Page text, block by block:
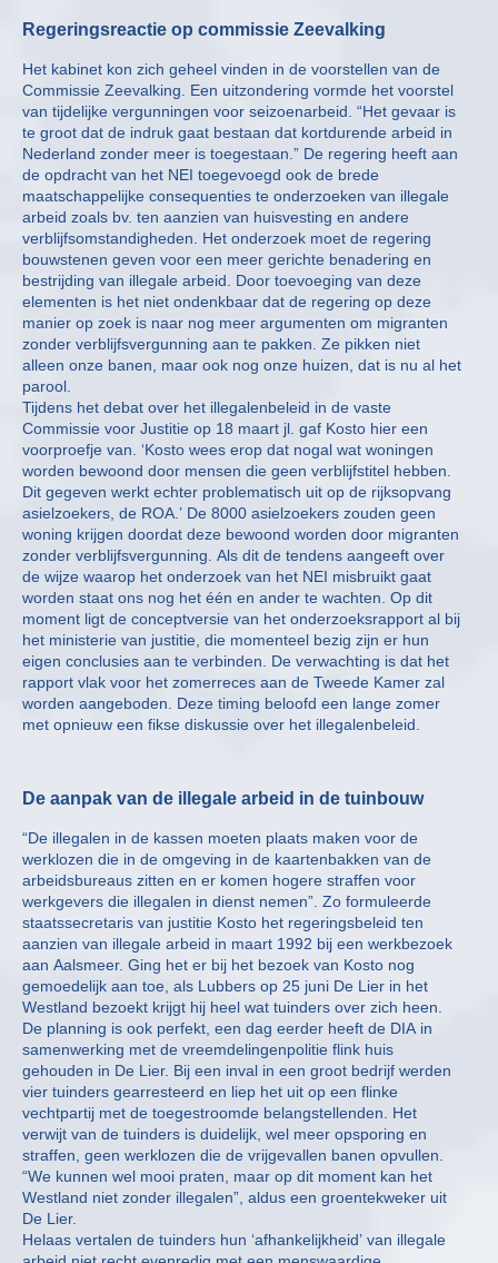
Regeringsreactie op commissie Zeevalking
Het kabinet kon zich geheel vinden in de voorstellen van de
Commissie Zeevalking. Een uitzondering vormde het voorstel
van tijdelijke vergunningen voor seizoenarbeid. “Het gevaar is
te groot dat de indruk gaat bestaan dat kortdurende arbeid in
Nederland zonder meer is toegestaan.” De regering heeft aan
de opdracht van het NEI toegevoegd ook de brede
maatschappelijke consequenties te onderzoeken van illegale
arbeid zoals bv. ten aanzien van huisvesting en andere
verblijfsomstandigheden. Het onderzoek moet de regering
bouwstenen geven voor een meer gerichte benadering en
bestrijding van illegale arbeid. Door toevoeging van deze
elementen is het niet ondenkbaar dat de regering op deze
manier op zoek is naar nog meer argumenten om migranten
zonder verblijfsvergunning aan te pakken. Ze pikken niet
alleen onze banen, maar ook nog onze huizen, dat is nu al het
parool.
Tijdens het debat over het illegalenbeleid in de vaste
Commissie voor Justitie op 18 maart jl. gaf Kosto hier een
voorproefje van. ‘Kosto wees erop dat nogal wat woningen
worden bewoond door mensen die geen verblijfstitel hebben.
Dit gegeven werkt echter problematisch uit op de rijksopvang
asielzoekers, de ROA.’ De 8000 asielzoekers zouden geen
woning krijgen doordat deze bewoond worden door migranten
zonder verblijfsvergunning. Als dit de tendens aangeeft over
de wijze waarop het onderzoek van het NEI misbruikt gaat
worden staat ons nog het één en ander te wachten. Op dit
moment ligt de conceptversie van het onderzoeksrapport al bij
het ministerie van justitie, die momenteel bezig zijn er hun
eigen conclusies aan te verbinden. De verwachting is dat het
rapport vlak voor het zomerreces aan de Tweede Kamer zal
worden aangeboden. Deze timing beloofd een lange zomer
met opnieuw een fikse diskussie over het illegalenbeleid.
De aanpak van de illegale arbeid in de tuinbouw
“De illegalen in de kassen moeten plaats maken voor de
werklozen die in de omgeving in de kaartenbakken van de
arbeidsbureaus zitten en er komen hogere straffen voor
werkgevers die illegalen in dienst nemen”. Zo formuleerde
staatssecretaris van justitie Kosto het regeringsbeleid ten
aanzien van illegale arbeid in maart 1992 bij een werkbezoek
aan Aalsmeer. Ging het er bij het bezoek van Kosto nog
gemoedelijk aan toe, als Lubbers op 25 juni De Lier in het
Westland bezoekt krijgt hij heel wat tuinders over zich heen.
De planning is ook perfekt, een dag eerder heeft de DIA in
samenwerking met de vreemdelingenpolitie flink huis
gehouden in De Lier. Bij een inval in een groot bedrijf werden
vier tuinders gearresteerd en liep het uit op een flinke
vechtpartij met de toegestroomde belangstellenden. Het
verwijt van de tuinders is duidelijk, wel meer opsporing en
straffen, geen werklozen die de vrijgevallen banen opvullen.
“We kunnen wel mooi praten, maar op dit moment kan het
Westland niet zonder illegalen”, aldus een groentekweker uit
De Lier.
Helaas vertalen de tuinders hun ‘afhankelijkheid’ van illegale